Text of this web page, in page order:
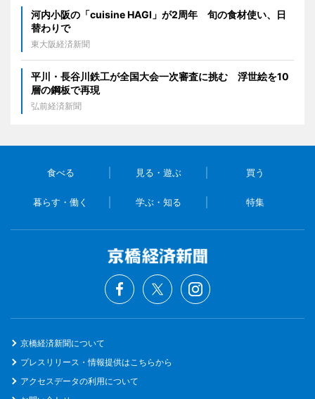
河内小阪の「cuisine HAGI」が2周年 旬の食材使い、日
替わりで
東大阪経済新聞
平川・長谷川鉄工が全国大会一次審査に挑む 浮世絵を10
層の鋼板で再現
弘前経済新聞
食べる 見る・遊ぶ 買う
暮らす・働く 学ぶ・知る 特集
京橋経済新聞について
プレスリリース・情報提供はこちらから
アクセスデータの利用について